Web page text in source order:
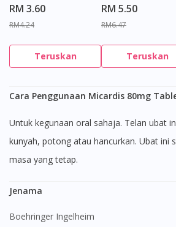
RM 3.60
RM4.24
Teruskan
RM 5.50
RM6.47
Teruskan
Cara Penggunaan Micardis 80mg
Untuk kegunaan oral sahaja. Telan ubat ini dengan air. Jangan
kunyah, potong atau hancurkan. Ubat ini
masa yang tetap.
Jenama
Boehringer Ingelheim